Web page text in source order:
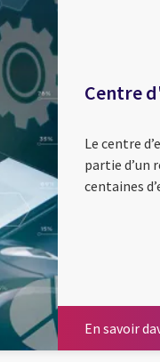
Centre
Le centre
partie d’un
centaines
En savoir